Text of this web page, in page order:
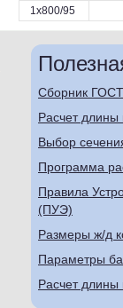
1х800/95
Сборник
Расчет длины
Выбор
Программа
Правила
(ПУЭ)
Размеры ж/д
Параметры
Расчет длины